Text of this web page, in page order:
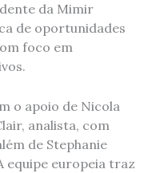
da Mimir
de oportunidades
foco em
o apoio de Nicola
analista, com
de Stephanie
equipe europeia traz